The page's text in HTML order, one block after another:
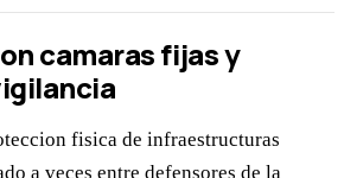
camaras fijas y
fisica de infraestructuras
a veces entre defensores de la